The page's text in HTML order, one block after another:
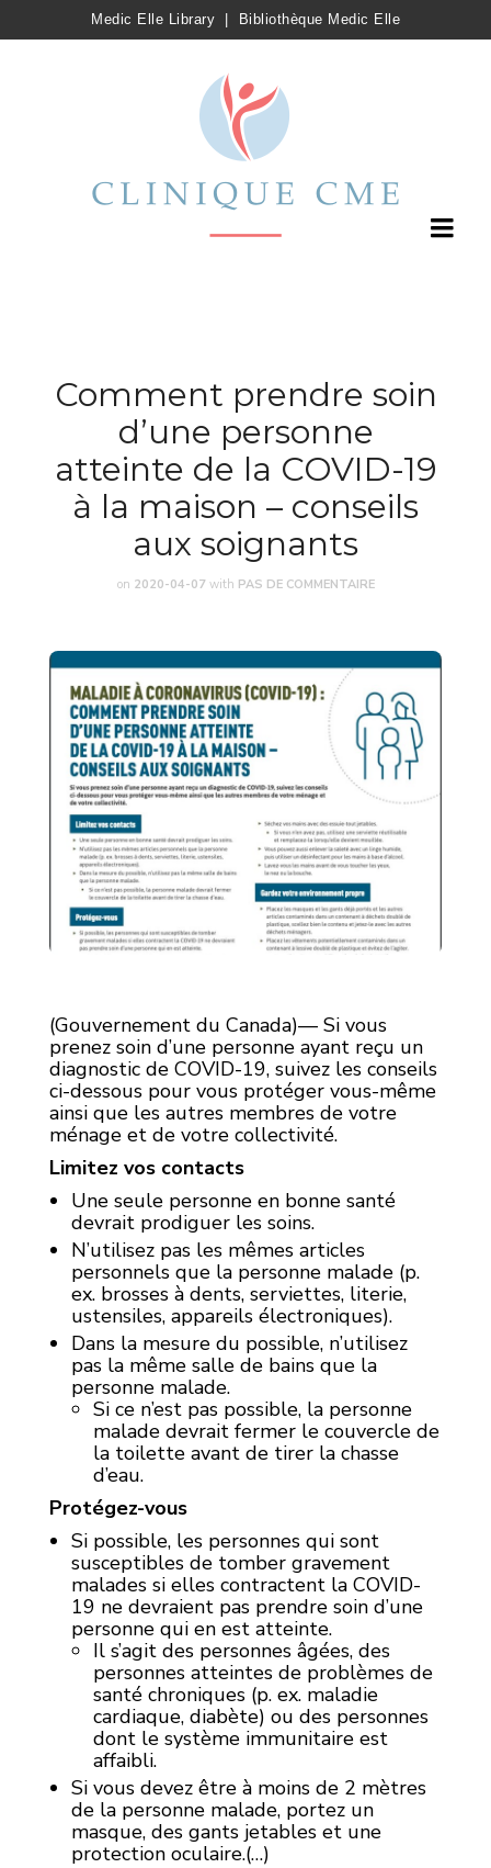
Medic Elle Library Bibliothèque Medic Elle
Comment prendre soin
d’une personne
atteinte de la COVID-19
à la maison – conseils
aux soignants
on 2020-04-07 with PAS DE COMMENTAIRE
(Gouvernement du Canada)— Si vous
prenez soin d’une personne ayant reçu un
diagnostic de COVID-19, suivez les conseils
ci-dessous pour vous protéger vous-même
ainsi que les autres membres de votre
ménage et de votre collectivité.
Limitez vos contacts
Une seule personne en bonne santé
devrait prodiguer les soins.
N’utilisez pas les mêmes articles
personnels que la personne malade (p.
ex. brosses à dents, serviettes, literie,
ustensiles, appareils électroniques).
Dans la mesure du possible, n’utilisez
pas la même salle de bains que la
personne malade.
Si ce n’est pas possible, la personne
malade devrait fermer le couvercle de
la toilette avant de tirer la chasse
d’eau.
Protégez-vous
Si possible, les personnes qui sont
susceptibles de tomber gravement
malades si elles contractent la COVID-
19 ne devraient pas prendre soin d’une
personne qui en est atteinte.
Il s’agit des personnes âgées, des
personnes atteintes de problèmes de
santé chroniques (p. ex. maladie
cardiaque, diabète) ou des personnes
dont le système immunitaire est
affaibli.
Si vous devez être à moins de 2 mètres
de la personne malade, portez un
masque, des gants jetables et une
protection oculaire.(…)